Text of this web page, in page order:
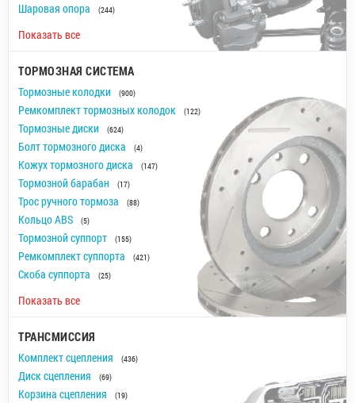
Шаровая опора (244)
Показать все
ТОРМОЗНАЯ СИСТЕМА
Тормозные колодки (900)
Ремкомплект тормозных колодок (122)
Тормозные диски (624)
Болт тормозного диска (4)
Кожух тормозного диска (147)
Тормозной барабан (17)
Трос ручного тормоза (88)
Кольцо ABS (5)
Тормозной суппорт (155)
Ремкомплект суппорта (421)
Скоба суппорта (25)
Показать все
ТРАНСМИССИЯ
Комплект сцепления (436)
Диск сцепления (69)
Корзина сцепления (19)